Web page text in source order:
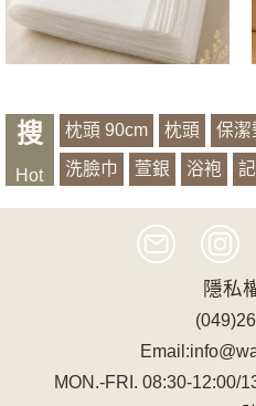
搜
Hot
枕頭 90cm 枕頭 保潔
洗臉巾 萱銀 浴袍
隱私
MON.-FRI. 08:30-12:00/